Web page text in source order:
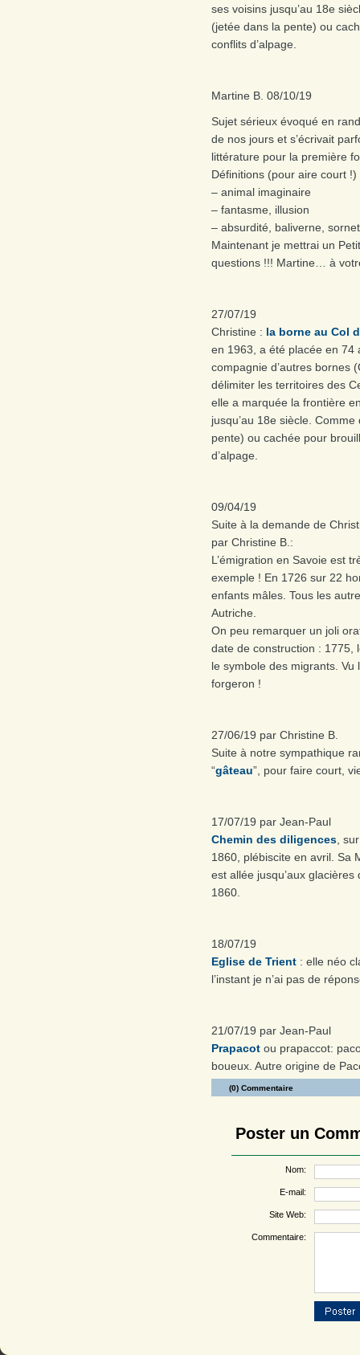
ses voisins jusqu’au 18e
(jetée dans la pente) ou
conflits d’alpage.
Martine B. 08/10/19
Sujet sérieux évoqué en
de nos jours et s’écrivait
littérature pour la première
Définitions (pour aire court !)
– animal imaginaire
– fantasme, illusion
– absurdité, baliverne,
Maintenant je mettrai un
questions !!! Martine… à
27/07/19
Christine : la borne au Col
en 1963, a été placée en 74
compagnie d’autres bornes
délimiter les territoires des
elle a marquée la frontière
jusqu’au 18e siècle.
pente) ou cachée pour
d’alpage.
09/04/19
Suite à la demande de
par Christine B.:
L’émigration en Savoie est
exemple ! En 1726 sur 22
enfants mâles. Tous les
Autriche.
On peu remarquer un joli
date de construction : 1775,
le symbole des migrants.
forgeron !
27/06/19 par Christine B.
Suite à notre sympathique
“gâteau”, pour faire court,
17/07/19 par Jean-Paul
Chemin des diligences ,
1860, plébiscite en avril. Sa
est allée jusqu’aux
1860.
18/07/19
Eglise de Trient : elle néo
l’instant je n’ai pas de
21/07/19 par Jean-Paul
Prapacot ou prapaccot:
boueux. Autre origine de
(0) Commentaire
Poster un
Nom:
E-mail:
Site Web:
Commentaire: